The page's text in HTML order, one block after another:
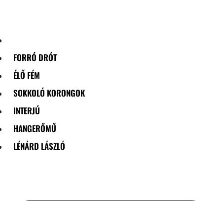
FORRÓ DRÓT
ÉLŐ FÉM
SOKKOLÓ KORONGOK
INTERJÚ
HANGERŐMŰ
LÉNÁRD LÁSZLÓ